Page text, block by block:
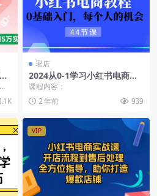
署店
2024从0-1学习小红书电商，0
基础入门，每个人的机会（44
节）
课程内容：
2 年前
939
VIP